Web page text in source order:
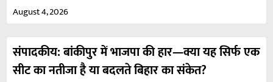
August 4, 2026
संपादकीय: बांकीपुर में भाजपा की हार—क्या यह सिर्फ एक
सीट का नतीजा है या बदलते बिहार का संकेत?